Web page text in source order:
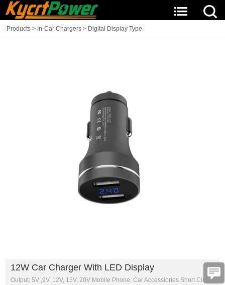
Products > In-Car Chargers > Digital Display Type
12W Car Charger With LED Display
Output: 5V ,9V, 12V, 15V, 20V Mobile Phone, Car Accessiories Short Circuit